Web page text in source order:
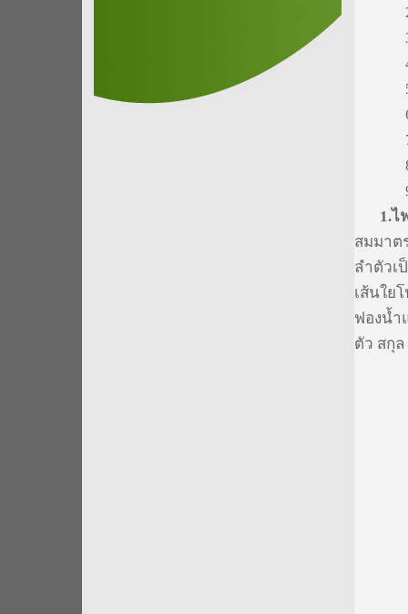
1.ไ
สมมาต
ลำตัวเ
เส้นใย
ฟองน้ำ
ตัว สกุล